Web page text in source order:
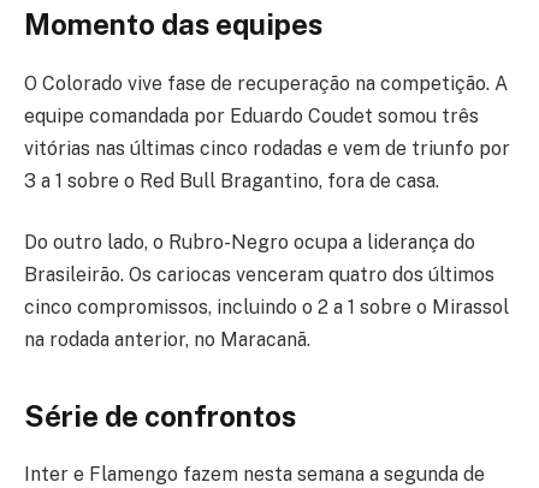
Momento das equipes
O Colorado vive fase de recuperação na competição. A
equipe comandada por Eduardo Coudet somou três
vitórias nas últimas cinco rodadas e vem de triunfo por
3 a 1 sobre o Red Bull Bragantino, fora de casa.
Do outro lado, o Rubro-Negro ocupa a liderança do
Brasileirão. Os cariocas venceram quatro dos últimos
cinco compromissos, incluindo o 2 a 1 sobre o Mirassol
na rodada anterior, no Maracanã.
Série de confrontos
Inter e Flamengo fazem nesta semana a segunda de